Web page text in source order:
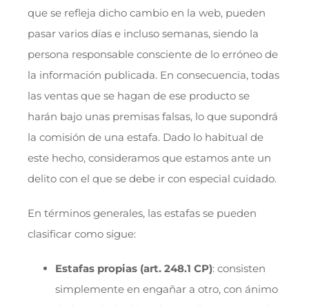
que se refleja dicho cambio en la web, pueden
pasar varios días e incluso semanas, siendo la
persona responsable consciente de lo erróneo de
la información publicada. En consecuencia, todas
las ventas que se hagan de ese producto se
harán bajo unas premisas falsas, lo que supondrá
la comisión de una estafa. Dado lo habitual de
este hecho, consideramos que estamos ante un
delito con el que se debe ir con especial cuidado.
En términos generales, las estafas se pueden
clasificar como sigue:
Estafas propias (art. 248.1 CP): consisten
simplemente en engañar a otro, con ánimo